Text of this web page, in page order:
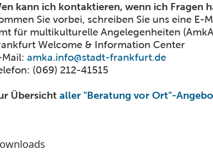
kann ich kontaktieren, wenn ich Fragen
Sie vorbei, schreiben Sie uns eine E-
für multikulturelle Angelegenheiten
Welcome & Information Center
Mail: amka.info@stadt-frankfurt.de
(069) 212-41515
Übersicht aller "Beratung vor Ort"-